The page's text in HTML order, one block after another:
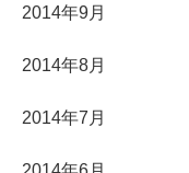
2014年9月
2014年8月
2014年7月